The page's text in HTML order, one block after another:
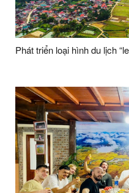
Phát triển loại hình du lịch